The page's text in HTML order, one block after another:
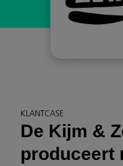
KLANTCASE
De Kijm &
produceert